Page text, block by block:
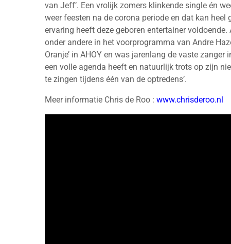
van Jeff’. Een vrolijk zomers klinkende single én
weer feesten na de corona periode en dat kan heel
ervaring heeft deze geboren entertainer
onder andere in het voorprogramma van Andre
Oranje’ in AHOY en was jarenlang de vaste
een volle agenda heeft en natuurlijk trots op zijn
te zingen tijdens één van de optredens’.
Meer informatie Chris de Roo : www.chrisderoo.nl